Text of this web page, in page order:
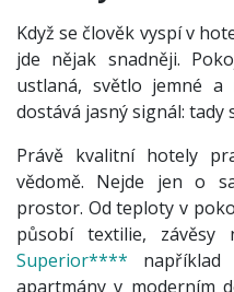
Když se člověk vyspí v
jde nějak snadněji.
ustlaná, světlo jemné a
dostává jasný signál: tady
Právě kvalitní hotely
vědomě. Nejde jen o
prostor. Od teploty v
působí textilie, závěsy
Superior**** například
apartmány v moderním